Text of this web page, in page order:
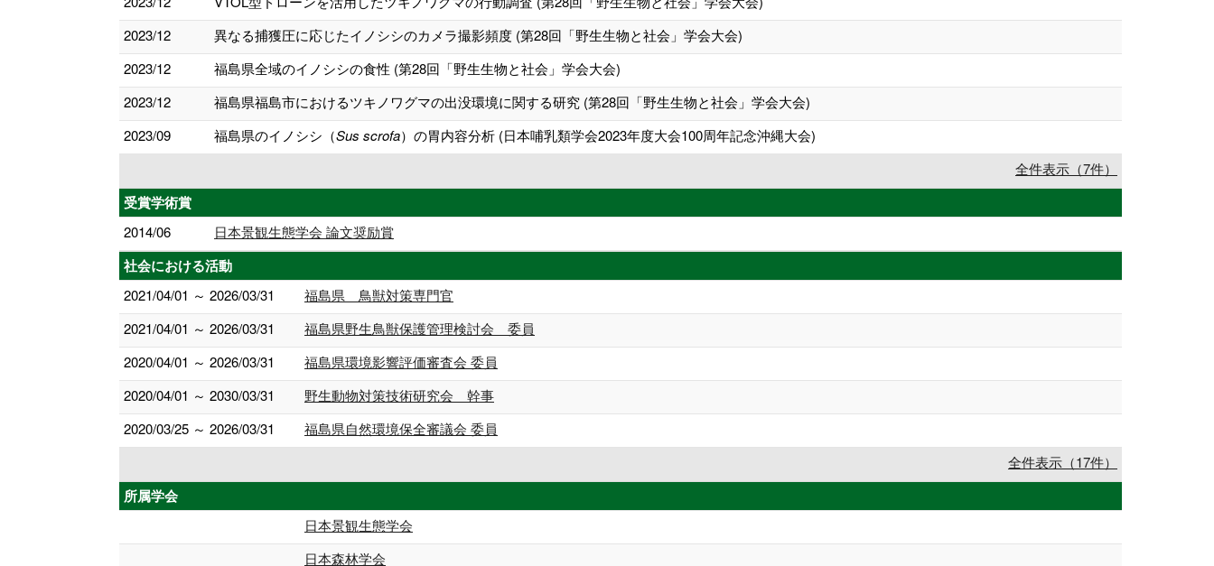
2023/12
異なる捕獲圧に応じたイノシシのカメラ撮影頻度 (第28回「野生生物と社会」学会大会)
2023/12
福島県全域のイノシシの食性 (第28回「野生生物と社会」学会大会)
2023/12
福島県福島市におけるツキノワグマの出没環境に関する研究 (第28回「野生生物と社会」学会大会)
2023/09
福島県のイノシシ（Sus scrofa）の胃内容分析 (日本哺乳類学会2023年度大会100周年記念沖縄大会)
全件表示（7件）
受賞学術賞
2014/06 日本景観生態学会 論文奨励賞
社会における活動
2021/04/01 ～ 2026/03/31
福島県 鳥獣対策専門官
2021/04/01 ～ 2026/03/31
福島県野生鳥獣保護管理検討会 委員
2020/04/01 ～ 2026/03/31
福島県環境影響評価審査会 委員
2020/04/01 ～ 2030/03/31
野生動物対策技術研究会 幹事
2020/03/25 ～ 2026/03/31
福島県自然環境保全審議会 委員
全件表示（17件）
所属学会
日本景観生態学会
日本森林学会